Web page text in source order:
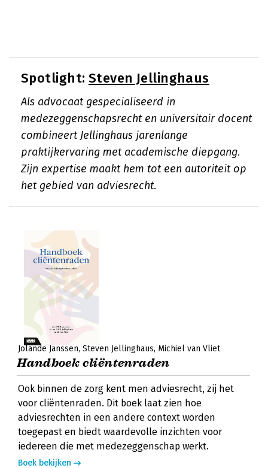
Spotlight: Steven Jellinghaus
Als advocaat gespecialiseerd in
medezeggenschapsrecht en universitair docent
combineert Jellinghaus jarenlange
praktijkervaring met academische diepgang.
Zijn expertise maakt hem tot een autoriteit op
het gebied van adviesrecht.
Jolande Janssen Steven Jellinghaus Michiel van Vliet
Handboek cliëntenraden
Ook binnen de zorg kent men adviesrecht, zij het
voor cliëntenraden. Dit boek laat zien hoe
adviesrechten in een andere context worden
toegepast en biedt waardevolle inzichten voor
iedereen die met medezeggenschap werkt.
Boek bekijken